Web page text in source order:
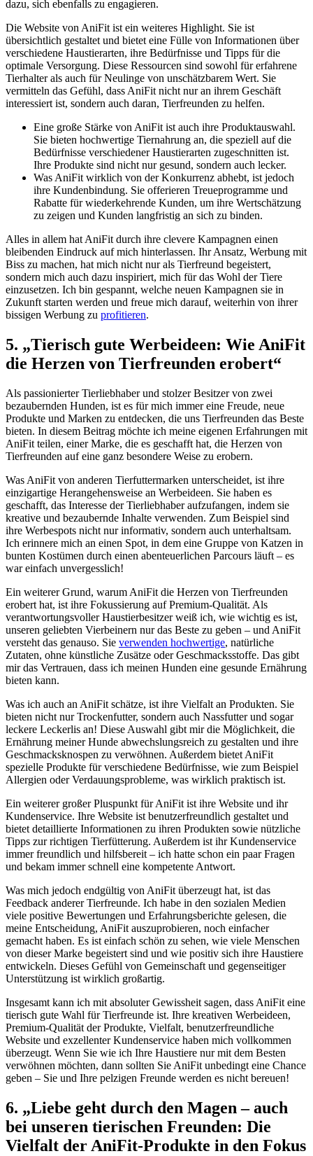
dazu, sich⁢ ebenfalls zu​ engagieren.
Die Website von AniFit ist ein⁣ weiteres ‌Highlight. Sie ist
übersichtlich gestaltet und ⁢bietet ⁢eine Fülle von ⁤Informationen‍ über
verschiedene ​Haustierarten, ihre Bedürfnisse und Tipps für die
⁢optimale Versorgung. Diese Ressourcen sind sowohl für erfahrene⁢
Tierhalter als auch​ für Neulinge von unschätzbarem Wert. Sie
⁢vermitteln ‍das Gefühl,‍ dass AniFit nicht ​nur an​ ihrem Geschäft
interessiert ist, sondern auch⁢ daran, Tierfreunden zu helfen.
Eine​ große Stärke⁢ von AniFit ist auch ⁣ihre Produktauswahl.
Sie bieten hochwertige‍ Tiernahrung⁣ an, die speziell auf ⁣die⁢
Bedürfnisse verschiedener Haustierarten zugeschnitten ist.
Ihre Produkte sind nicht nur gesund, sondern auch lecker.
Was ​AniFit wirklich ‍von der Konkurrenz abhebt, ist jedoch
‍ihre Kundenbindung. Sie ⁤offerieren⁤ Treueprogramme und
Rabatte für wiederkehrende‍ Kunden, um‍ ihre Wertschätzung‍
zu ⁣zeigen und Kunden langfristig an sich ‌zu​ binden.
Alles ‌in‌ allem hat AniFit durch‌ ihre clevere Kampagnen einen
bleibenden ‌Eindruck auf ​mich⁤ hinterlassen. Ihr Ansatz, Werbung mit
Biss zu machen, hat mich nicht nur ⁤als Tierfreund begeistert,‍
sondern mich auch dazu inspiriert,‍ mich für⁤ das Wohl ​der Tiere ​
einzusetzen. ⁣Ich ⁣bin gespannt, welche neuen Kampagnen sie ⁤in
Zukunft starten werden und freue mich ⁤darauf, weiterhin von ihrer⁤
bissigen Werbung ⁣zu profitieren.
5. „Tierisch gute‌ Werbeideen: ⁢Wie AniFit⁤
die Herzen von ⁣Tierfreunden ⁣erobert“
Als​ passionierter Tierliebhaber und stolzer ​Besitzer ​von zwei
bezaubernden Hunden,⁣ ist​ es ⁣für‍ mich immer eine Freude, neue ​
Produkte und Marken ‌zu⁣ entdecken, die‍ uns⁣ Tierfreunden das Beste
bieten. ⁤In diesem Beitrag möchte ich meine⁤ eigenen Erfahrungen‍ mit
AniFit⁢ teilen,‍ einer Marke, die ‍es‌ geschafft‌ hat,⁤ die Herzen von
Tierfreunden auf‌ eine ganz besondere‍ Weise zu​ erobern.
Was AniFit ⁣von anderen Tierfuttermarken unterscheidet, ist ihre
einzigartige Herangehensweise an Werbeideen. Sie‌ haben es
geschafft, das‍ Interesse der Tierliebhaber⁣ aufzufangen, indem ⁤sie
kreative und⁤ bezaubernde Inhalte verwenden. Zum Beispiel sind
ihre ⁣Werbespots nicht‍ nur informativ, sondern ⁤auch⁣ unterhaltsam.
Ich erinnere mich⁤ an einen Spot, in dem ⁤eine Gruppe von ⁤Katzen in
bunten Kostümen durch⁣ einen abenteuerlichen Parcours läuft ‍– ⁣es⁤
war einfach unvergesslich!
Ein weiterer Grund, warum ​AniFit‍ die Herzen ⁤von‍ Tierfreunden
erobert hat, ist ihre Fokussierung auf Premium-Qualität. Als
verantwortungsvoller Haustierbesitzer weiß ich, wie wichtig es ist, ​
unseren⁢ geliebten ⁣Vierbeinern nur‌ das Beste ‌zu geben ‌– und AniFit
versteht das genauso. Sie verwenden hochwertige,⁣ natürliche
‍Zutaten, ohne künstliche Zusätze ‌oder Geschmacksstoffe. ⁤Das gibt
mir das Vertrauen,⁣ dass ich ‍meinen⁢ Hunden eine gesunde⁣ Ernährung
bieten kann.
Was ich auch‍ an AniFit schätze,‍ ist ‍ihre ​Vielfalt ⁤an Produkten. ⁣Sie
bieten nicht nur Trockenfutter, sondern auch Nassfutter und sogar
leckere Leckerlis an! Diese Auswahl gibt ​mir⁢ die Möglichkeit, die
Ernährung meiner Hunde abwechslungsreich ​zu⁤ gestalten und⁢ ihre
Geschmacksknospen zu verwöhnen.⁣ Außerdem bietet ⁢AniFit
spezielle Produkte für verschiedene Bedürfnisse,‌ wie zum Beispiel
Allergien oder Verdauungsprobleme, was⁢ wirklich praktisch ⁤ist.
Ein weiterer ⁤großer Pluspunkt für AniFit ist ihre‍ Website und ihr
Kundenservice. Ihre Website ist benutzerfreundlich‌ gestaltet‌ und
bietet ⁣detaillierte Informationen⁤ zu⁢ ihren Produkten​ sowie⁢ nützliche‍
Tipps zur ⁤richtigen Tierfütterung.⁣ Außerdem ist ihr Kundenservice
immer‌ freundlich und hilfsbereit – ich ​hatte schon ein‌ paar ⁤Fragen
und bekam immer schnell eine kompetente Antwort.
Was ‌mich jedoch​ endgültig von AniFit⁤ überzeugt hat, ist das
Feedback ⁣anderer Tierfreunde. Ich habe in den sozialen Medien
viele​ positive Bewertungen und⁢ Erfahrungsberichte gelesen, die
meine Entscheidung, AniFit auszuprobieren, noch einfacher
gemacht haben. Es ​ist einfach⁢ schön‍ zu sehen, wie viele Menschen
⁢von dieser Marke begeistert sind und wie positiv⁣ sich ihre Haustiere
entwickeln. Dieses Gefühl ​von ⁢Gemeinschaft‌ und gegenseitiger​
Unterstützung ist ⁢wirklich großartig.
Insgesamt kann ich‍ mit absoluter Gewissheit sagen, dass AniFit eine
tierisch gute Wahl für Tierfreunde ist.⁣ Ihre kreativen ‍Werbeideen,
Premium-Qualität ⁢der Produkte, Vielfalt, benutzerfreundliche
Website‍ und exzellenter⁢ Kundenservice haben mich vollkommen
überzeugt. Wenn Sie wie​ ich Ihre⁣ Haustiere nur ⁣mit ‌dem Besten
verwöhnen⁤ möchten,‌ dann ⁣sollten Sie AniFit unbedingt eine ⁣Chance
geben – ⁤Sie ⁤und Ihre pelzigen ‌Freunde werden es ⁤nicht bereuen!
6. „Liebe geht durch den Magen‍ – auch
bei unseren tierischen⁤ Freunden: Die
Vielfalt der‍ AniFit-Produkte in den Fokus